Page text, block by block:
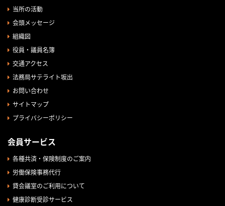
当所の活動
会頭メッセージ
組織図
役員・議員名簿
交通アクセス
法務局サテライト坂出
お問い合わせ
サイトマップ
プライバシーポリシー
会員サービス
各種共済・保険制度のご案内
労働保険事務代行
貸会議室のご利用について
健康診断受診サービス